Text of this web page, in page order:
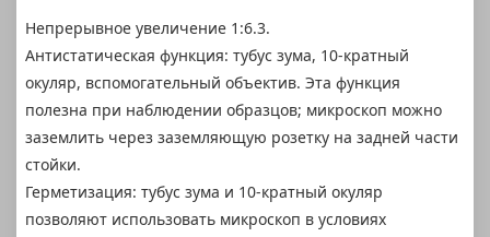
Непрерывное увеличение 1:6.3.
Антистатическая функция: тубус зума, 10-кратный
окуляр, вспомогательный объектив. Эта функция
полезна при наблюдении образцов; микроскоп можно
заземлить через заземляющую розетку на задней части
стойки.
Герметизация: тубус зума и 10-кратный окуляр
позволяют использовать микроскоп в условиях